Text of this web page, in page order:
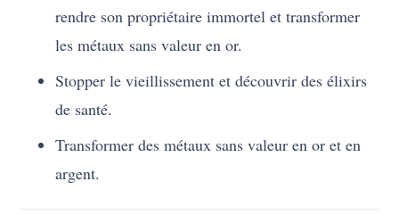
rendre son propriétaire immortel et transformer
les métaux sans valeur en or.
Stopper le vieillissement et découvrir des élixirs
de santé.
Transformer des métaux sans valeur en or et en
argent.